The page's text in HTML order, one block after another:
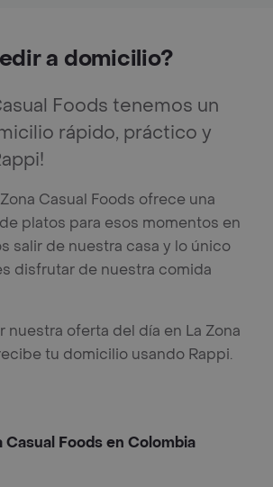
a domicilio?
Foods tenemos un
rápido, práctico y
Casual Foods ofrece una
platos para esos momentos en
salir de nuestra casa y lo único
disfrutar de nuestra comida
nuestra oferta del día en La Zona
tu domicilio usando Rappi.
Casual Foods en Colombia